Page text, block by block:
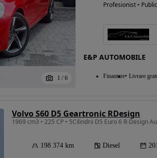
Eligibil pentru
1 / 6
Profesionist •
E&P AUTOMOBILE
Finantare Livrare
Volvo S60 D5 Geartronic RDesign
1969 cm3 • 225 CP • 5Cilindrii D5 Euro 6 R-Design
198 374 km Diesel